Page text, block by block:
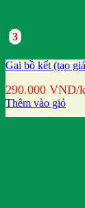
3
Gai bồ kết (tạo
290.000 VND/
Thêm vào giỏ